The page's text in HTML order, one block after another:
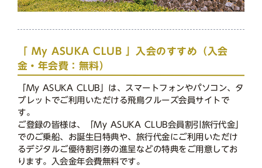
「 My ASUKA CLUB 」入会のすすめ（入会
金・年会費：無料）
「My ASUKA CLUB」は、スマートフォンやパソコン、タ
ブレットでご利用いただける飛鳥クルーズ会員サイトで
す。
ご登録の皆様は、「My ASUKA CLUB会員割引旅行代金」
でのご乗船、お誕生日特典や、旅行代金にご利用いただけ
るデジタルご優待割引券の進呈などの特典をご用意してお
ります。入会金年会費無料です。